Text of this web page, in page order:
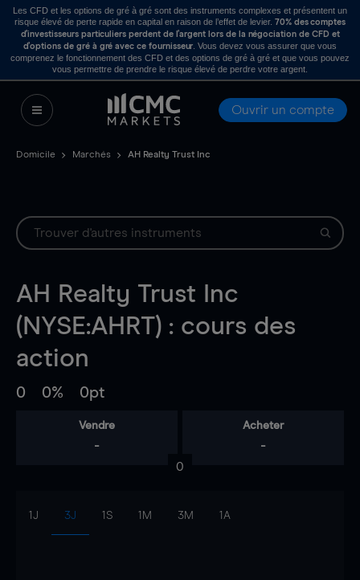
Les CFD et les options de gré à gré sont des instruments complexes et présentent un
risque élevé de perte rapide en capital en raison de l’effet de levier. 70% des comptes
d’investisseurs particuliers perdent de l’argent lors de la négociation de CFD et
d’options de gré à gré avec ce fournisseur . Vous devez vous assurer que vous
comprenez le fonctionnement des CFD et des options de gré à gré et que vous pouvez
vous permettre de prendre le risque élevé de perdre votre argent.
Ouvrir un compte
Domicile Marchés AH Realty Trust Inc
AH Realty Trust Inc
(NYSE:AHRT) : cours des
action
0 0% 0pt
Vendre
-
Acheter
-
0
1J 3J 1S 1M 3M 1A